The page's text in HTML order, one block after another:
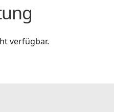
verfügbar.